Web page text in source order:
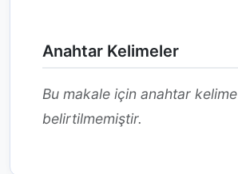
Anahtar Kelimeler
Bu makale için anahtar kelime
belirtilmemiştir.